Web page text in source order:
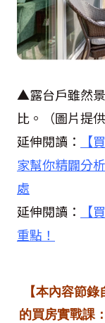
▲露台戶雖然
比。（圖片提
延伸閱讀：
【
家幫你精闢分
處
延伸閱讀：
【
重點！
【本內容節
的買房實戰課